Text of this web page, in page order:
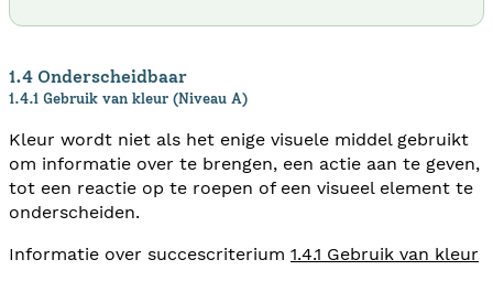
1.4 Onderscheidbaar
1.4.1 Gebruik van kleur (Niveau A)
Kleur wordt niet als het enige visuele middel gebruikt
om informatie over te brengen, een actie aan te geven,
tot een reactie op te roepen of een visueel element te
onderscheiden.
Informatie over succescriterium 1.4.1 Gebruik van kleur